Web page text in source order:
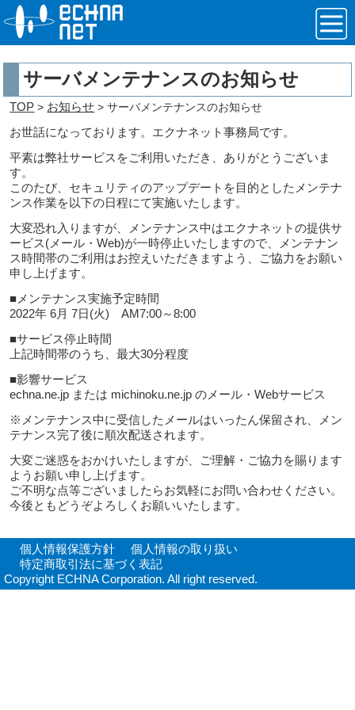
サーバメンテナンスのお知らせ
TOP > お知らせ > サーバメンテナンスのお知らせ
お世話になっております。エクナネット事務局です。
平素は弊社サービスをご利用いただき、ありがとうございま
す。
このたび、セキュリティのアップデートを目的としたメンテナ
ンス作業を以下の日程にて実施いたします。
大変恐れ入りますが、メンテナンス中はエクナネットの提供サ
ービス(メール・Web)が一時停止いたしますので、メンテナン
ス時間帯のご利用はお控えいただきますよう、ご協力をお願い
申し上げます。
■メンテナンス実施予定時間
2022年 6月 7日(火) AM7:00～8:00
■サービス停止時間
上記時間帯のうち、最大30分程度
■影響サービス
echna.ne.jp または michinoku.ne.jp のメール・Webサービス
※メンテナンス中に受信したメールはいったん保留され、メン
テナンス完了後に順次配送されます。
大変ご迷惑をおかけいたしますが、ご理解・ご協力を賜ります
ようお願い申し上げます。
ご不明な点等ございましたらお気軽にお問い合わせください。
今後ともどうぞよろしくお願いいたします。
個人情報保護方針
個人情報の取り扱い
特定商取引法に基づく表記
Copyright ECHNA Corporation. All right reserved.